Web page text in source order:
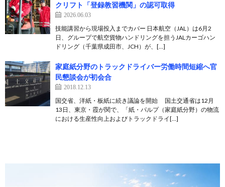
クリフト「登録教習機関」の認可取得
2026.06.03
技能講習から現場投入までカバー 日本航空（JAL）は6月2
日、グループで航空貨物ハンドリングを担うJALカーゴハン
ドリング（千葉県成田市、JCH）が、[…]
家庭紙分野のトラックドライバー労働時間短縮へ官
民懇談会が初会合
2018.12.13
国交省、洋紙・板紙に続き議論を開始 国土交通省は12月
13日、東京・霞が関で、「紙・パルプ（家庭紙分野）の物流
における生産性向上およびトラックドライ[…]